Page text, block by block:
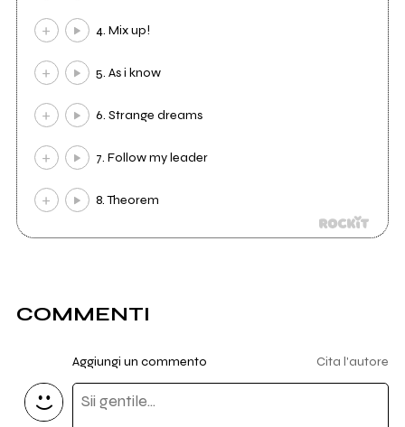
4. Mix up!
5. As i know
6. Strange dreams
7. Follow my leader
8. Theorem
COMMENTI
Aggiungi un commento Cita l'autore